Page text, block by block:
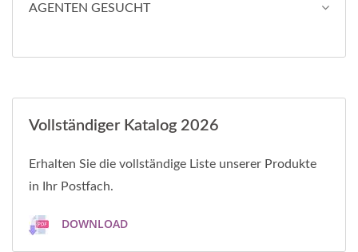
AGENTEN GESUCHT
Vollständiger Katalog 2026
Erhalten Sie die vollständige Liste unserer Produkte
in Ihr Postfach.
DOWNLOAD